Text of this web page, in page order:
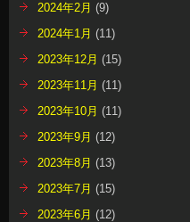
2024年2月 (9)
2024年1月 (11)
2023年12月 (15)
2023年11月 (11)
2023年10月 (11)
2023年9月 (12)
2023年8月 (13)
2023年7月 (15)
2023年6月 (12)